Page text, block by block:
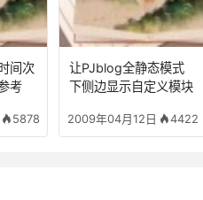
间次
考
5878
让PJblog全静态模式
下侧边显示自定义模块
2009年04月12日 4422